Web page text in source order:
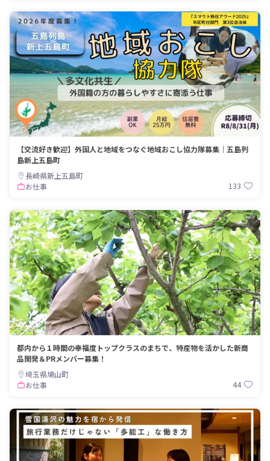
【交流好き歓迎】外国人と地域をつなぐ地域おこし協力隊募集｜五島列
島新上五島町
長崎県新上五島町
お仕事
133
都内から１時間の幸福度トップクラスのまちで、特産物を活かした新商
品開発＆PRメンバー募集！
埼玉県鳩山町
お仕事
44